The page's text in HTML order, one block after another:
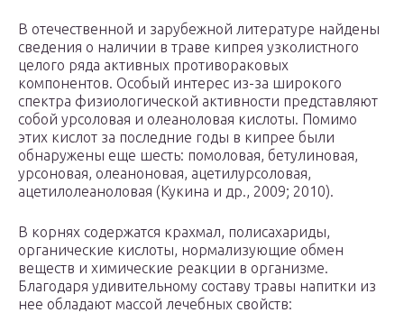
В отечественной и зарубежной литературе найдены
сведения о наличии в траве кипрея узколистного
целого ряда активных противораковых
компонентов. Особый интерес из-за широкого
спектра физиологической активности представляют
собой урсоловая и олеаноловая кислоты. Помимо
этих кислот за последние годы в кипрее были
обнаружены еще шесть: помоловая, бетулиновая,
урсоновая, олеаноновая, ацетилурсоловая,
ацетилолеаноловая (Кукина и др., 2009; 2010).
В корнях содержатся крахмал, полисахариды,
органические кислоты, нормализующие обмен
веществ и химические реакции в организме.
Благодаря удивительному составу травы напитки из
нее обладают массой лечебных свойств: